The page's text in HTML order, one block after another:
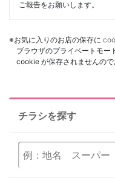
ご報告をお願いします。
※お気に入りのお店の保存に
ブラウザのプライベートモー
cookie が保存されませんので
チラシを探す